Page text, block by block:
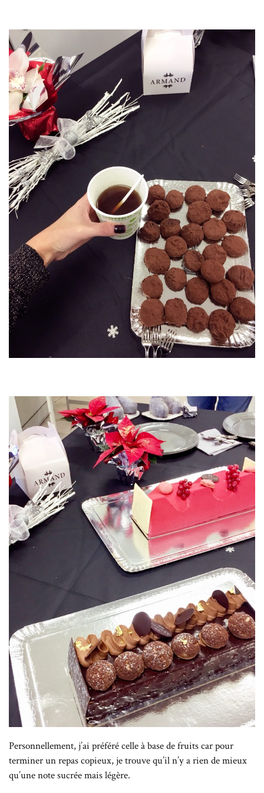
Personnellement, j’ai préféré celle à base de fruits car pour
terminer un repas copieux, je trouve qu’il n’y a rien de mieux
qu’une note sucrée mais légère.